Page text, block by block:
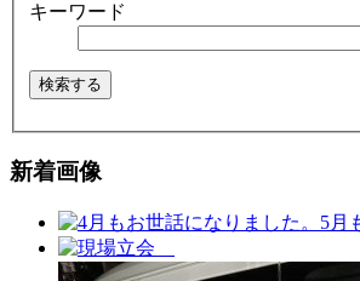
キーワード
新着画像